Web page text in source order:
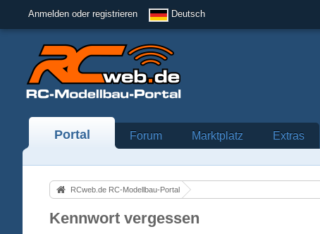
Anmelden oder registrieren Deutsch
Portal Forum Marktplatz Extras
RCweb.de RC-Modellbau-Portal
Kennwort vergessen